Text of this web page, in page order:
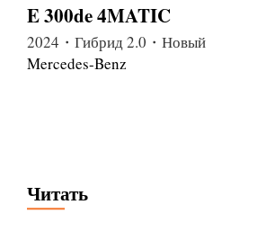
E 300de 4MATIC
2024・Гибрид 2.0・Новый
Mercedes-Benz
Читать